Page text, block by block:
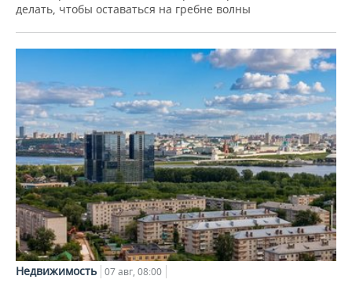
делать, чтобы оставаться на гребне волны
Недвижимость 07 авг, 08:00